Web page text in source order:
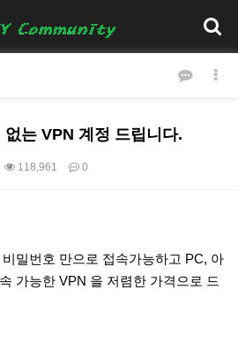
는 VPN 계정 드립니다.
118,961 0
밀번호 만으로 접속가능하고 PC, 아
가능한 VPN 을 저렴한 가격으로 드